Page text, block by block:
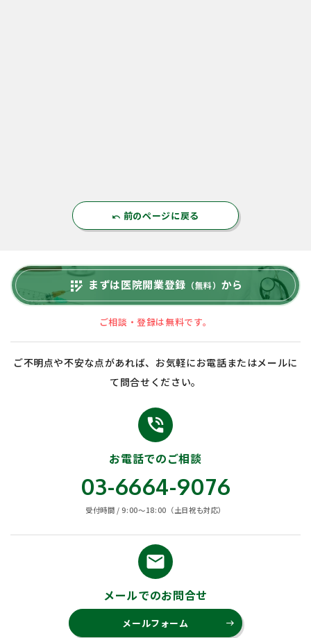
undo 前のページに戻る
app_registration まずは医院開業登録 （無料） から
ご相談・登録は無料です。
ご不明点や不安な点があれば、お気軽にお電話またはメールに
て問合せください。
phone_in_talk
お電話でのご相談
03-6664-9076
受付時間 / 9:00〜18:00（土日祝も対応）
email
メールでのお問合せ
メールフォーム east